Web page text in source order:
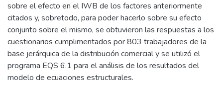
sobre el efecto en el IWB de los factores anteriormente
citados y, sobretodo, para poder hacerlo sobre su efecto
conjunto sobre el mismo, se obtuvieron las respuestas a los
cuestionarios cumplimentados por 803 trabajadores de la
base jerárquica de la distribución comercial y se utilizó el
programa EQS 6.1 para el análisis de los resultados del
modelo de ecuaciones estructurales.